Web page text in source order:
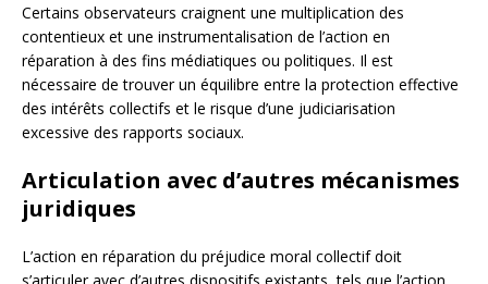
Certains observateurs craignent une multiplication des
contentieux et une instrumentalisation de l’action en
réparation à des fins médiatiques ou politiques. Il est
nécessaire de trouver un équilibre entre la protection effective
des intérêts collectifs et le risque d’une judiciarisation
excessive des rapports sociaux.
Articulation avec d’autres mécanismes
juridiques
L’action en réparation du préjudice moral collectif doit